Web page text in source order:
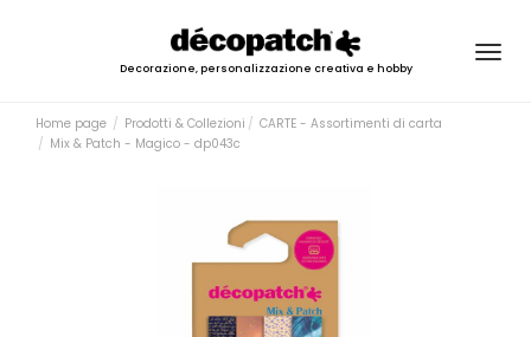
Decorazione, personalizzazione creativa e hobby
Home page Prodotti & Collezioni
CARTE - Assortimenti di carta
Mix & Patch - Magico - dp043c